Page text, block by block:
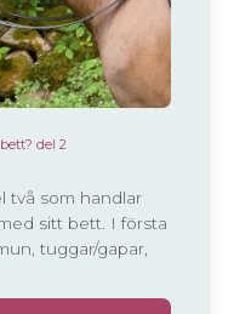
del 2
två som handlar
sitt bett. I första
tuggar/gapar,